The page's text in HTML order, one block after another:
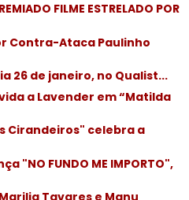
FILME ESTRELADO POR
Contra-Ataca Paulinho
26 de janeiro, no Qualist...
a Lavender em “Matilda
Cirandeiros" celebra a
"NO FUNDO ME IMPORTO",
Tavares e Manu